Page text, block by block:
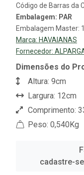
Código de Barras da
Embalagem: PAR
Embalagem Master:
Marca: HAVAIANAS
Fornecedor:
Dimensões do
Altura: 9cm
Largura: 12cm
Comprimento:
Peso: 0,540Kg
cadastre-